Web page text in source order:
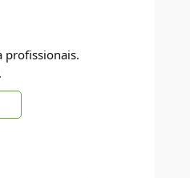
profissionais.